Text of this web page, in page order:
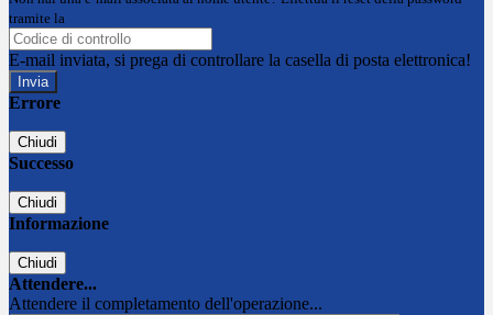
tramite la
E-mail inviata, si prega di controllare la casella di posta elettronica!
Errore
Chiudi
Successo
Chiudi
Informazione
Chiudi
Attendere...
Attendere il completamento dell'operazione...